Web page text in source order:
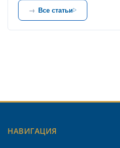
Все статьи
НАВИГАЦИЯ